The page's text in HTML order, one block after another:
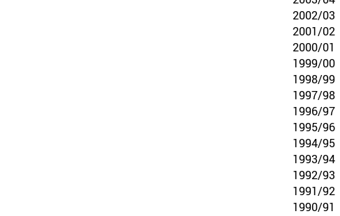
2002/03
2001/02
2000/01
1999/00
1998/99
1997/98
1996/97
1995/96
1994/95
1993/94
1992/93
1991/92
1990/91